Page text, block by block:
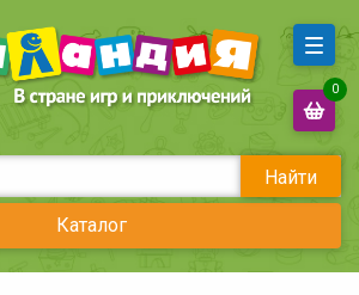
Найти
Каталог
0